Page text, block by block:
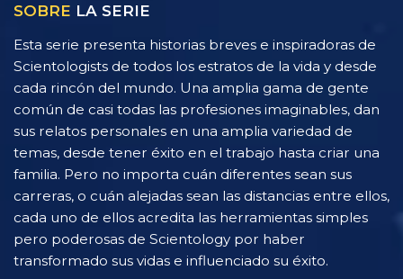
SOBRE LA SERIE
Esta serie presenta historias breves e inspiradoras de
Scientologists de todos los estratos de la vida y desde
cada rincón del mundo. Una amplia gama de gente
común de casi todas las profesiones imaginables, dan
sus relatos personales en una amplia variedad de
temas, desde tener éxito en el trabajo hasta criar una
familia. Pero no importa cuán diferentes sean sus
carreras, o cuán alejadas sean las distancias entre ellos,
cada uno de ellos acredita las herramientas simples
pero poderosas de Scientology por haber
transformado sus vidas e influenciado su éxito.